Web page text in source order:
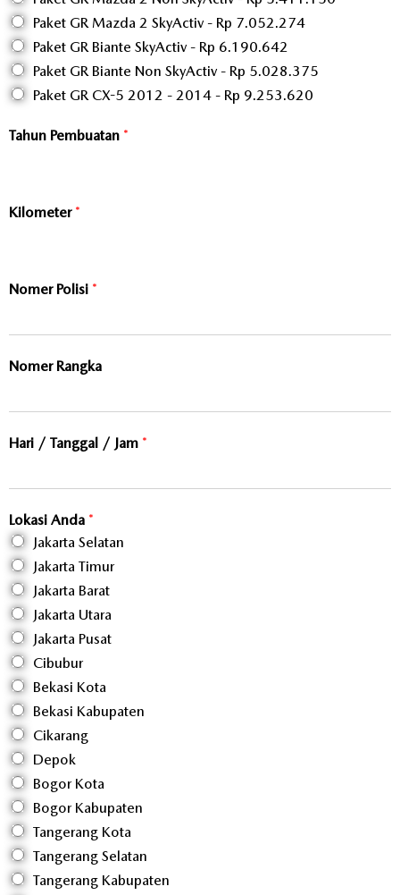
Paket GR Mazda 2 SkyActiv - Rp 7.052.274
Paket GR Biante SkyActiv - Rp 6.190.642
Paket GR Biante Non SkyActiv - Rp 5.028.375
Paket GR CX-5 2012 - 2014 - Rp 9.253.620
Tahun Pembuatan *
Kilometer *
Nomer Polisi *
Nomer Rangka
Hari / Tanggal / Jam *
Lokasi Anda *
Jakarta Selatan
Jakarta Timur
Jakarta Barat
Jakarta Utara
Jakarta Pusat
Cibubur
Bekasi Kota
Bekasi Kabupaten
Cikarang
Depok
Bogor Kota
Bogor Kabupaten
Tangerang Kota
Tangerang Selatan
Tangerang Kabupaten